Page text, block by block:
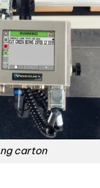
carton